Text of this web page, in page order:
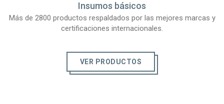
Insumos básicos
Más de 2800 productos respaldados por las mejores marcas y
certificaciones internacionales.
VER PRODUCTOS